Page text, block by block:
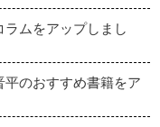
ムをアップしまし
のおすすめ書籍をア